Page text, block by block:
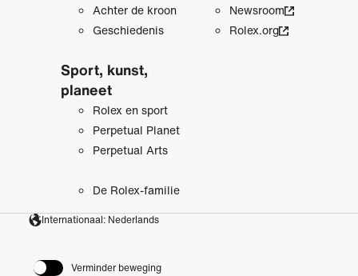
Achter de kroon
Geschiedenis
Sport, kunst,
planeet
Rolex en sport
Perpetual Planet
Perpetual Arts
De Rolex-familie
Newsroom
Rolex.org
Internationaal: Nederlands
Verminder beweging